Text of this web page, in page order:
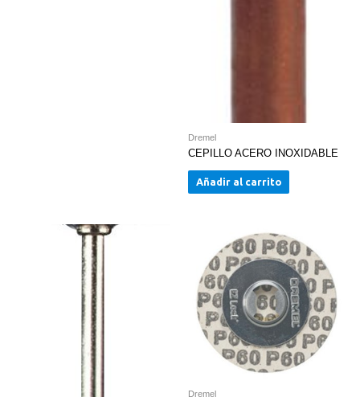
Dremel
CEPILLO ACERO INOXIDABLE
Añadir al carrito
Dremel